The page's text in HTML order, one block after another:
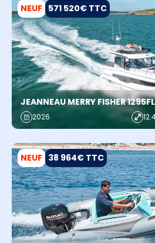
NEUF 571 520€ TTC
JEANNEAU MERRY FISHER
2026
NEUF 38 964€ TTC